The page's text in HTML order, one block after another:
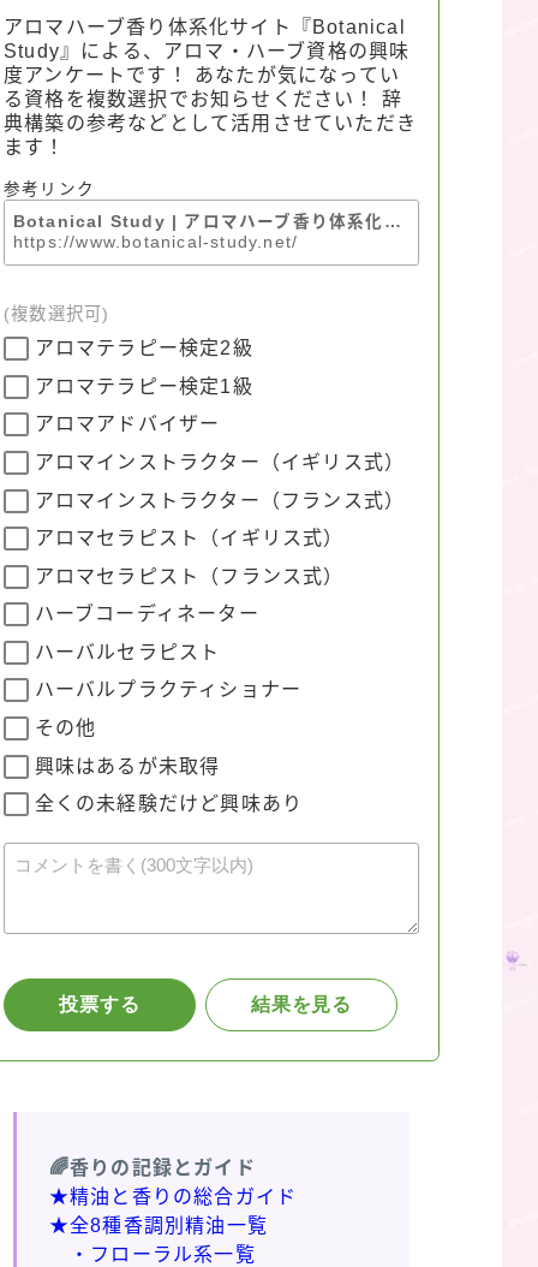
🌈香りの記録とガイド
★精油と香りの総合ガイド
★全8種香調別精油一覧
・フローラル系一覧